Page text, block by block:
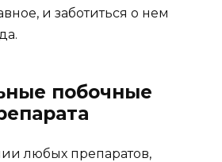
и заботиться о нем
побочные
любых препаратов,